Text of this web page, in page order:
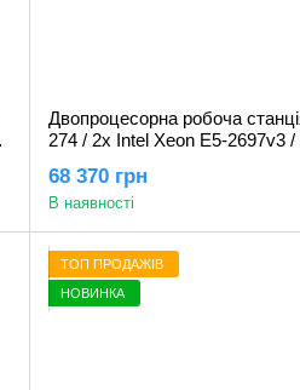
Двопроцесорна робоча
274 / 2x Intel Xeon E5-2697v3
68 370 грн
В наявності
ТОП ПРОДАЖІВ
НОВИНКА